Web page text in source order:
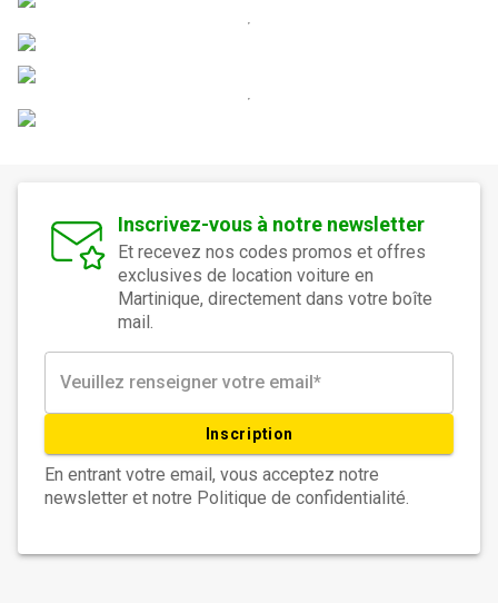
Inscrivez-vous à notre newsletter
Et recevez nos codes promos et offres
exclusives de location voiture en
Martinique, directement dans votre boîte
mail.
Inscription
En entrant votre email, vous acceptez notre
newsletter et notre Politique de confidentialité.